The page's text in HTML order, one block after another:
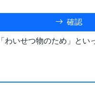
確認
わいせつ物のため」と